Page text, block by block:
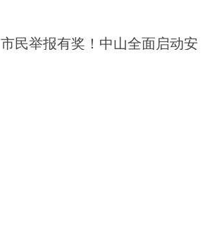
市民举报有奖！中山全面启动安